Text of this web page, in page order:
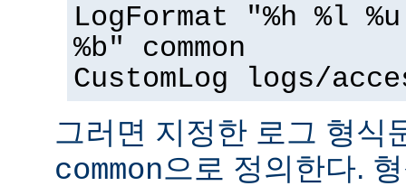
LogFormat "%h %l
%b" common
CustomLog logs/
그러면 지정한 로그 형식
common으로 정의한다.